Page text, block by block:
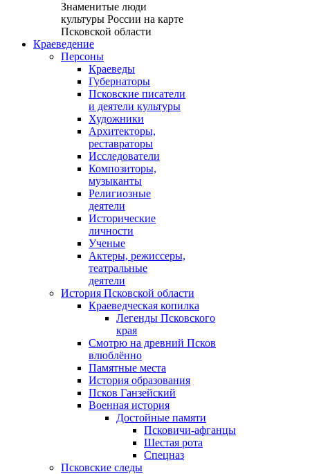
Знаменитые люди
культуры России на карте
Псковской области
Краеведение
Персоны
Краеведы
Губернаторы
Псковские писатели
и деятели культуры
Художники
Архитекторы,
реставраторы
Исследователи
Композиторы,
музыканты
Религиозные
деятели
Исторические
личности
Ученые
Актеры, режиссеры,
театральные
деятели
История Псковской области
Краеведческая копилка
Легенды Псковского
края
Смотрю на древний Псков
влюблённо
Памятные места
История образования
Псков Ганзейский
Военная история
Достойные памяти
Псковичи-афганцы
Шестая рота
Спецназ
Псковские следы